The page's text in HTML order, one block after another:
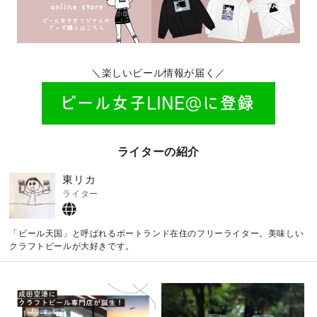
＼楽しいビール情報が届く／
ライターの紹介
東リカ
ライター
「ビール天国」と呼ばれるポートランド在住のフリーライター。美味しい
クラフトビールが大好きです。